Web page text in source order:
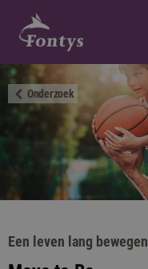
Onderzoek
Een leven lang bewegen